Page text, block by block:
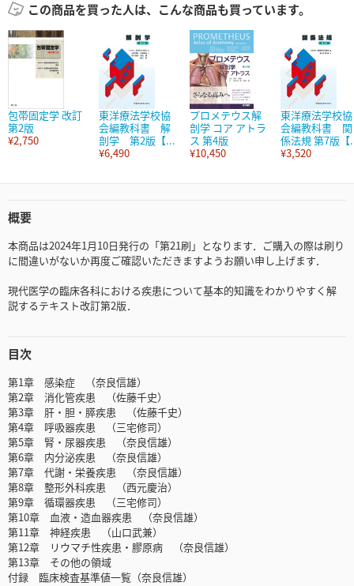
この商品を買った人は、こんな商品も買っています。
包帯固定学 改訂
第2版
¥2,750
東洋療法学校協
会編教科書 解
剖学 第2版【...
¥6,490
プロメテウス解
剖学 コア アトラ
ス 第4版
¥10,450
東洋療法学校協
会編教科書 関
係法規 第7版【
¥3,520
概要
本商品は2024年1月10日発行の「第21刷」となります．ご購入の際は刷り
に間違いがないか再度ご確認いただきますようお願い申し上げます．
現代医学の臨床各科における疾患について基本的知識をわかりやすく解
説するテキスト改訂第2版．
目次
第1章 感染症 （奈良信雄）
第2章 消化管疾患 （佐藤千史）
第3章 肝・胆・膵疾患 （佐藤千史）
第4章 呼吸器疾患 （三宅修司）
第5章 腎・尿器疾患 （奈良信雄）
第6章 内分泌疾患 （奈良信雄）
第7章 代謝・栄養疾患 （奈良信雄）
第8章 整形外科疾患 （西元慶治）
第9章 循環器疾患 （三宅修司）
第10章 血液・造血器疾患 （奈良信雄）
第11章 神経疾患 （山口武兼）
第12章 リウマチ性疾患・膠原病 （奈良信雄）
第13章 その他の領域
付録 臨床検査基準値一覧（奈良信雄）